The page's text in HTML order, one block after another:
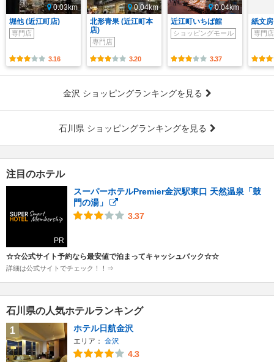
0.03km
堀他 (近江町店)
専門店
3.16
0.04km
北形青果 (近江町本
店)
専門店
3.20
0.04km
近江町いちば館
ショッピングモール
3.37
紙文
専門店
金沢 ショッピングランキングを見る
石川県 ショッピングランキングを見る
注目のホテル
PR
スーパーホテルPremier金沢駅東口 天然温泉「鼓
門の湯」
3.37
☆☆公式サイト予約なら最安値で泊まってキャッシュバック☆☆
詳細は公式サイトでチェック！！⇒
石川県の人気ホテルランキング
1
ホテル日航金沢
エリア： 金沢
4.3